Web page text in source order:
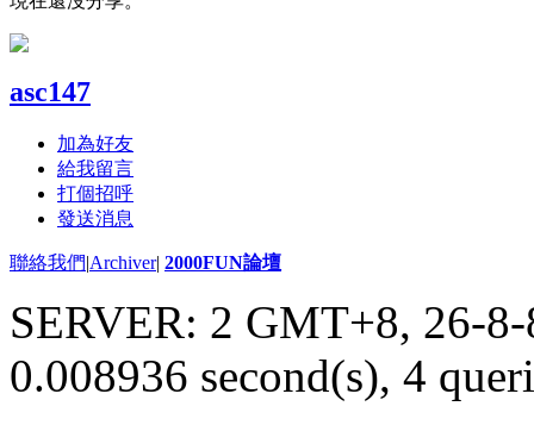
asc147
加為好友
給我留言
打個招呼
發送消息
聯絡我們|Archiver| 2000FUN論壇
SERVER: 2 GMT+8, 26-
0.008936 second(s), 4